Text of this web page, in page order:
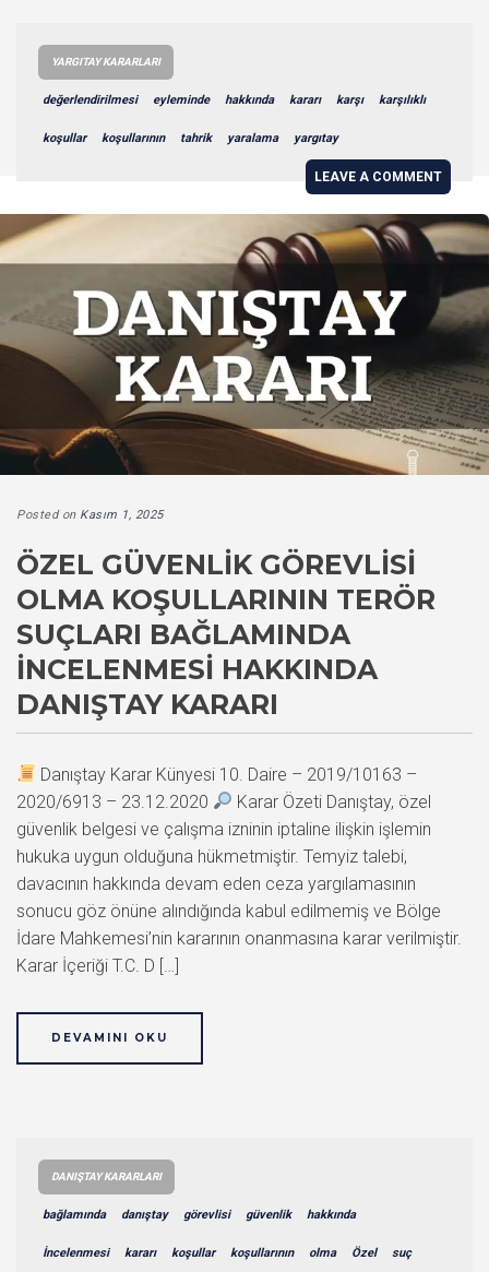
YARGITAY KARARLARI
değerlendirilmesi eyleminde hakkında kararı karşı karşılıklı
koşullar koşullarının tahrik yaralama yargıtay
LEAVE A COMMENT
Posted on Kasım 1, 2025
ÖZEL GÜVENLIK GÖREVLISI
OLMA KOŞULLARININ TERÖR
SUÇLARI BAĞLAMINDA
İNCELENMESI HAKKINDA
DANIŞTAY KARARI
Danıştay Karar Künyesi 10. Daire – 2019/10163 –
2020/6913 – 23.12.2020
Karar Özeti Danıştay, özel
güvenlik belgesi ve çalışma izninin iptaline ilişkin işlemin
hukuka uygun olduğuna hükmetmiştir. Temyiz talebi,
davacının hakkında devam eden ceza yargılamasının
sonucu göz önüne alındığında kabul edilmemiş ve Bölge
İdare Mahkemesi’nin kararının onanmasına karar verilmiştir.
Karar İçeriği T.C. D […]
DEVAMINI OKU
DANIŞTAY KARARLARI
bağlamında danıştay görevlisi güvenlik hakkında
İncelenmesi kararı koşullar koşullarının olma Özel suç